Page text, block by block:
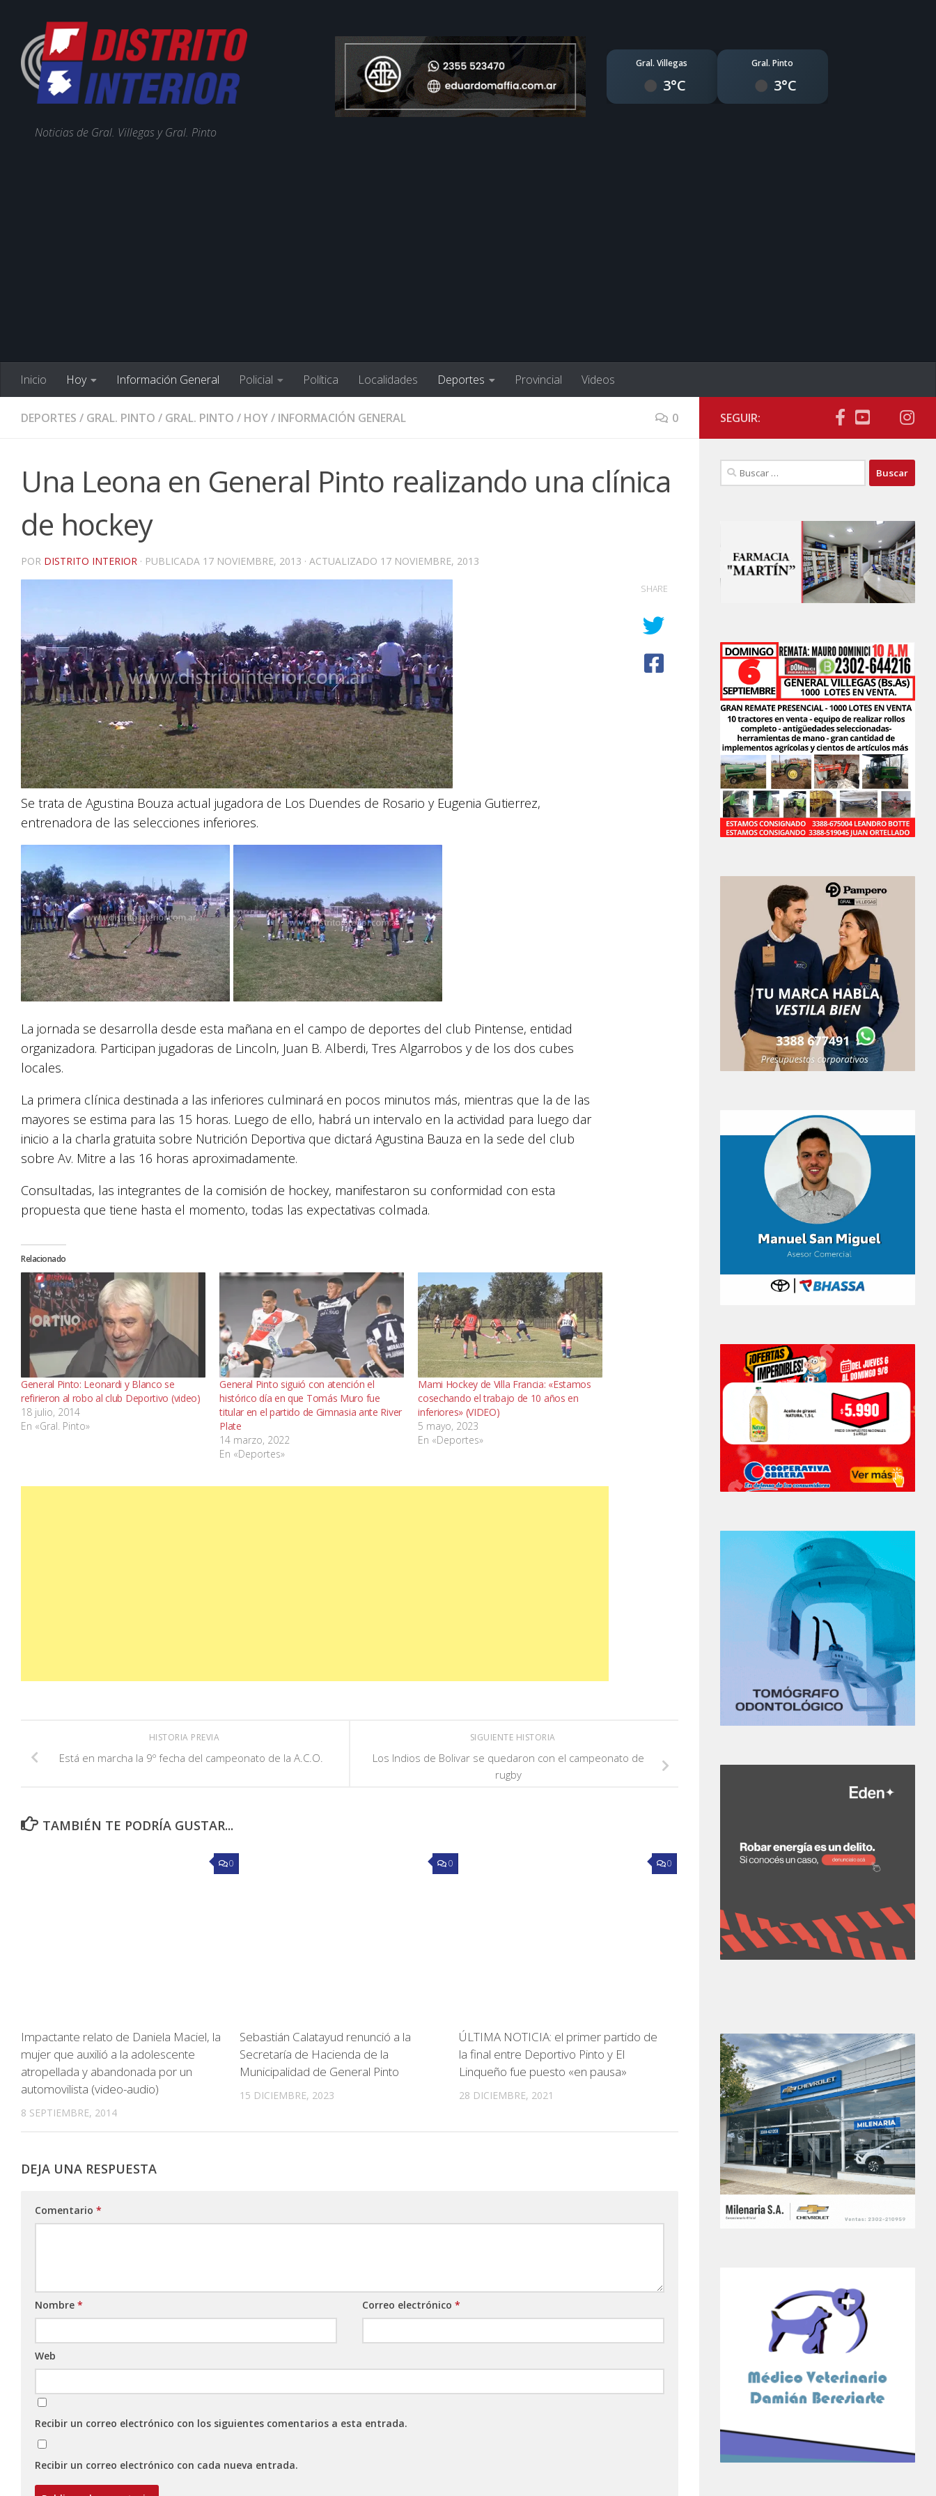
Noticias de Gral. Villegas y Gral. Pinto
Gral. Villegas
3°C
Gral. Pinto
3°C
Inicio Hoy Información General Policial Política Localidades Deportes Provincial Videos
DEPORTES / GRAL. PINTO / GRAL. PINTO / HOY/ INFORMACIÓN GENERAL 0
Una Leona en General Pinto realizando una clínica
de hockey
POR DISTRITO INTERIOR · PUBLICADA 17 NOVIEMBRE, 2013 · ACTUALIZADO 17 NOVIEMBRE, 2013
Se trata de Agustina Bouza actual jugadora de Los Duendes de Rosario y Eugenia Gutierrez,
entrenadora de las selecciones inferiores.
La jornada se desarrolla desde esta mañana en el campo de deportes del club Pintense, entidad
organizadora. Participan jugadoras de Lincoln, Juan B. Alberdi, Tres Algarrobos y de los dos cubes
locales.
La primera clínica destinada a las inferiores culminará en pocos minutos más, mientras que la de las
mayores se estima para las 15 horas. Luego de ello, habrá un intervalo en la actividad para luego dar
inicio a la charla gratuita sobre Nutrición Deportiva que dictará Agustina Bauza en la sede del club
sobre Av. Mitre a las 16 horas aproximadamente.
Consultadas, las integrantes de la comisión de hockey, manifestaron su conformidad con esta
propuesta que tiene hasta el momento, todas las expectativas colmada.
Relacionado
General Pinto: Leonardi y Blanco se
refirieron al robo al club Deportivo (video)
18 julio, 2014
En «Gral. Pinto»
General Pinto siguió con atención el
histórico día en que Tomás Muro fue
titular en el partido de Gimnasia ante River
Plate
14 marzo, 2022
En «Deportes»
Mami Hockey de Villa Francia: «Estamos
cosechando el trabajo de 10 años en
inferiores» (VIDEO)
5 mayo, 2023
En «Deportes»
SHARE
SIGUIENTE HISTORIA
Los Indios de Bolivar se quedaron con el campeonato de
rugby
HISTORIA PREVIA
Está en marcha la 9º fecha del campeonato de la A.C.O.
TAMBIÉN TE PODRÍA GUSTAR...
0
Impactante relato de Daniela Maciel, la
mujer que auxilió a la adolescente
atropellada y abandonada por un
automovilista (video-audio)
8 SEPTIEMBRE, 2014
0
Sebastián Calatayud renunció a la
Secretaría de Hacienda de la
Municipalidad de General Pinto
15 DICIEMBRE, 2023
0
ÚLTIMA NOTICIA: el primer partido de
la final entre Deportivo Pinto y El
Linqueño fue puesto «en pausa»
28 DICIEMBRE, 2021
DEJA UNA RESPUESTA
Comentario *
Nombre * Correo electrónico*
Web
Recibir un correo electrónico con los siguientes comentarios a esta entrada.
Recibir un correo electrónico con cada nueva entrada.
SEGUIR:
Buscar: